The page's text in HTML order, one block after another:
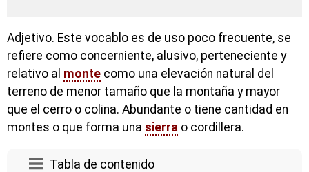
Adjetivo. Este vocablo es de uso poco frecuente, se
refiere como concerniente, alusivo, perteneciente y
relativo al monte como una elevación natural del
terreno de menor tamaño que la montaña y mayor
que el cerro o colina. Abundante o tiene cantidad en
montes o que forma una sierra o cordillera.
Tabla de contenido